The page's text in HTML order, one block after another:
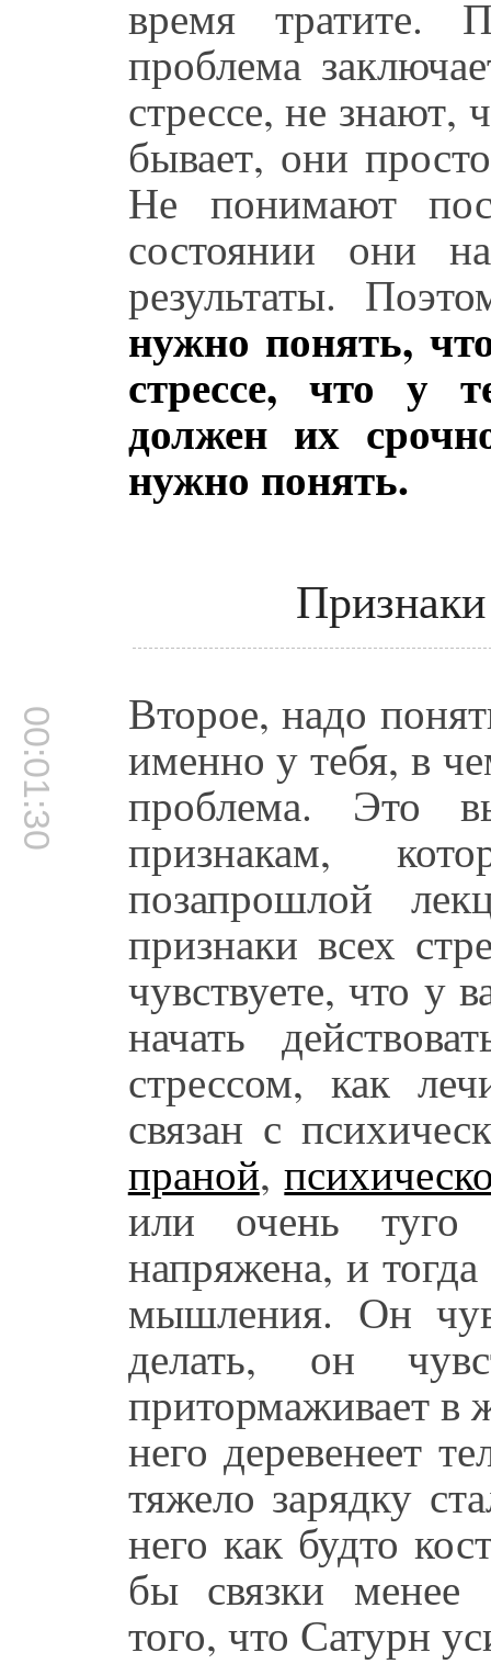
время тратите.
проблема
стрессе, не знают,
бывает, они
Не понимают
состоянии они
результаты.
нужно понять,
стрессе, что у
должен их
нужно понять.
00:01:30 Второе, надо
именно у тебя, в
проблема. Это
признакам,
позапрошлой
признаки всех
чувствуете, что у
начать
стрессом, как
связан с
праной,
или очень туго
напряжена, и
мышления. Он
делать, он
притормаживает в
него деревенеет
тяжело зарядку
него как будто
бы связки менее
того, что Сатурн